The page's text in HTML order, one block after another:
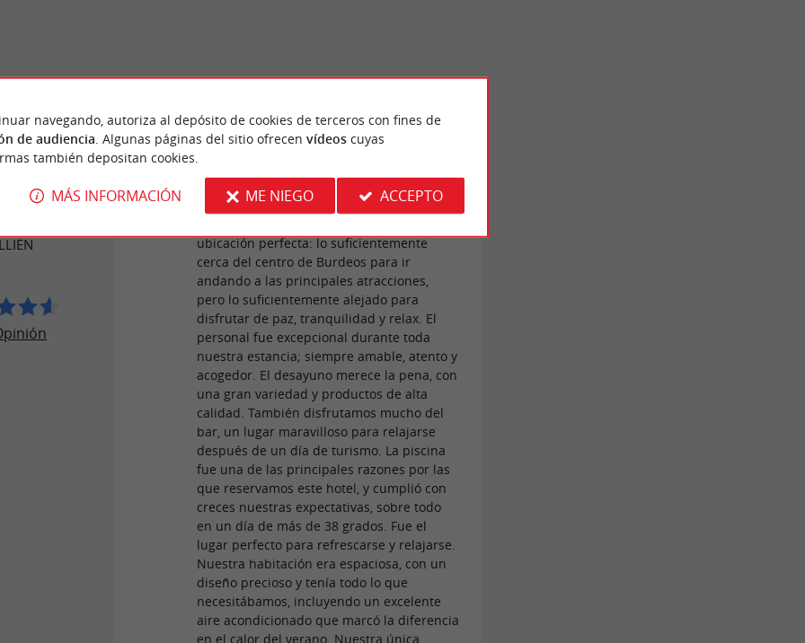
DE
Opinión publicada por Justin White
Tuvimos una estancia fantástica en Le
Palais Gallien Hôtel. El hotel es
ubicación perfecta: lo suficientemente
cerca del centro de Burdeos para ir
andando a las principales atracciones,
pero lo suficientemente alejado para
disfrutar de paz, tranquilidad y relax. El
personal fue excepcional durante toda
nuestra estancia; siempre amable, atento y
acogedor. El desayuno merece la pena, con
una gran variedad y productos de alta
calidad. También disfrutamos mucho del
bar, un lugar maravilloso para relajarse
después de un día de turismo. La piscina
fue una de las principales razones por las
que reservamos este hotel, y cumplió con
creces nuestras expectativas, sobre todo
en un día de más de 38 grados. Fue el
lugar perfecto para refrescarse y relajarse.
Nuestra habitación era espaciosa, con un
diseño precioso y tenía todo lo que
necesitábamos, incluyendo un excelente
aire acondicionado que marcó la diferencia
en el calor del verano. Nuestra única
navegando, autoriza al depósito de cookies de terceros con fines de
de audiencia . Algunas páginas del sitio ofrecen vídeoscuyas
también depositan cookies.
MÁS INFORMACIÓN ME NIEGO ACCEPTO